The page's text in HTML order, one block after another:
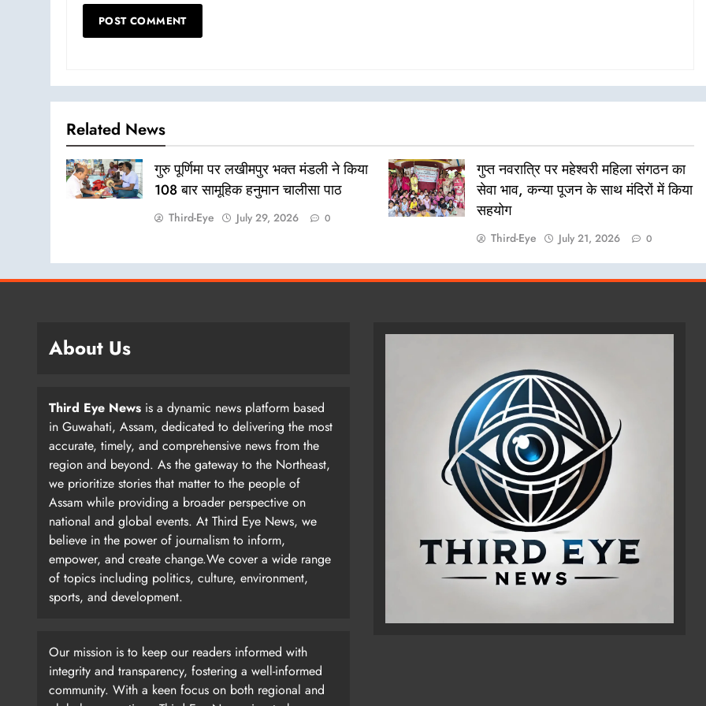
Related News
गुरु पूर्णिमा पर लखीमपुर भक्त मंडली ने किया
108 बार सामूहिक हनुमान चालीसा पाठ
Third-Eye July 29, 2026 0
गुप्त नवरात्रि पर महेश्वरी महिला संगठन का
सेवा भाव, कन्या पूजन के साथ मंदिरों में किया
सहयोग
Third-Eye July 21, 2026 0
About Us
Third Eye News is a dynamic news platform based
in Guwahati, Assam, dedicated to delivering the most
accurate, timely, and comprehensive news from the
region and beyond. As the gateway to the Northeast,
we prioritize stories that matter to the people of
Assam while providing a broader perspective on
national and global events. At Third Eye News, we
believe in the power of journalism to inform,
empower, and create change.We cover a wide range
of topics including politics, culture, environment,
sports, and development.
Our mission is to keep our readers informed with
integrity and transparency, fostering a well-informed
community. With a keen focus on both regional and